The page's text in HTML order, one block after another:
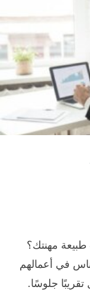
مهنتك؟
في أعمالهم
جلوسًا.